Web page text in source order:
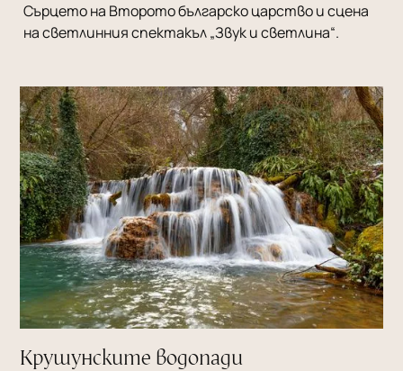
Сърцето на Второто българско царство и сцена
на светлинния спектакъл „Звук и светлина“.
Крушунските водопади